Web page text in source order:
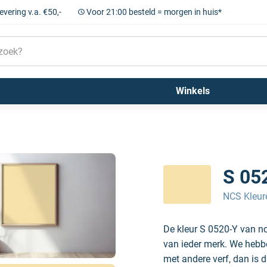
v.a. €50,- Voor 21:00 besteld = morgen in huis*
Winkels
S
NCS
De kleur S 0520-Y van
van ieder merk. We
met andere verf, dan is